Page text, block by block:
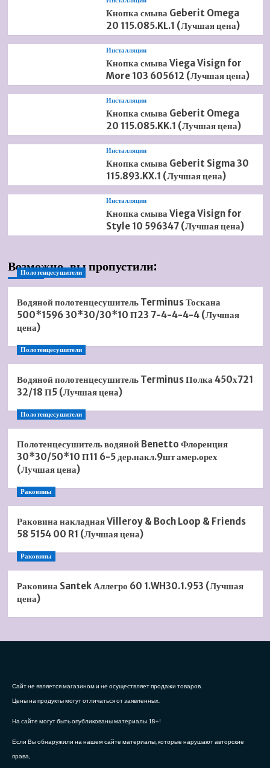
Кнопка смыва Geberit Omega
20 115.085.KL.1 (Лучшая цена)
Инсталляции
Кнопка смыва Viega Visign for
More 103 605612 (Лучшая цена)
Инсталляции
Кнопка смыва Geberit Omega
20 115.085.KK.1 (Лучшая цена)
Инсталляции
Кнопка смыва Geberit Sigma 30
115.893.KX.1 (Лучшая цена)
Инсталляции
Кнопка смыва Viega Visign for
Style 10 596347 (Лучшая цена)
Возможно, вы пропустили:
Полотенцесушители
Водяной полотенцесушитель Terminus Тоскана
500*1596 30*30/30*10 П23 7-4-4-4-4 (Лучшая
цена)
Полотенцесушители
Водяной полотенцесушитель Terminus Полка 450х721
32/18 П5 (Лучшая цена)
Полотенцесушители
Полотенцесушитель водяной Benetto Флоренция
30*30/50*10 П11 6-5 дер.накл.9шт амер.орех
(Лучшая цена)
Раковины
Раковина накладная Villeroy & Boch Loop & Friends
58 5154 00 R1 (Лучшая цена)
Раковины
Раковина Santek Аллегро 60 1.WH30.1.953 (Лучшая
цена)
Сайт не является магазином и не осуществляет продажи товаров.
Цены на продукты могут отличаться от заявленных.
На сайте могут быть опубликованы материалы 18+!
Если Вы обнаружили на нашем сайте материалы, которые нарушают авторские
права,